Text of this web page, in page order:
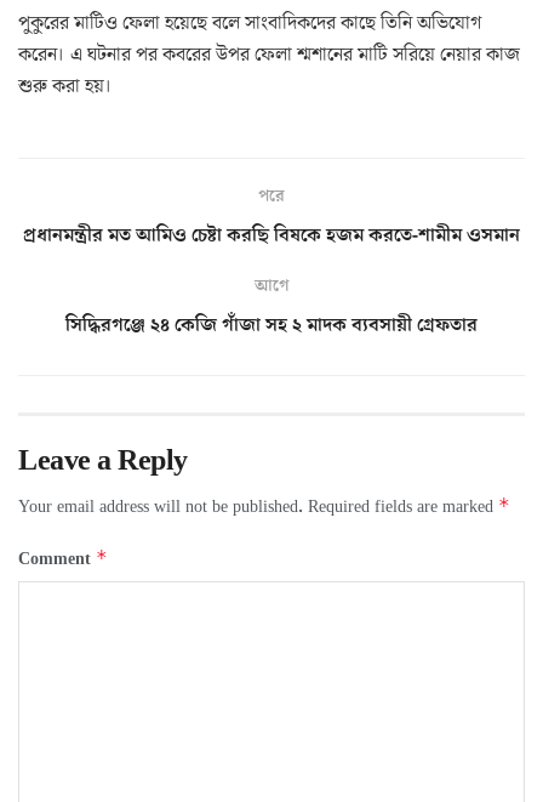
পুকুরের মাটিও ফেলা হয়েছে বলে সাংবাদিকদের কাছে তিনি অভিযোগ
করেন। এ ঘটনার পর কবরের উপর ফেলা শ্মশানের মাটি সরিয়ে নেয়ার কাজ
শুরু করা হয়।
পরে
প্রধানমন্ত্রীর মত আমিও চেষ্টা করছি বিষকে হজম করতে-শামীম ওসমান
আগে
সিদ্ধিরগঞ্জে ২৪ কেজি গাঁজা সহ ২ মাদক ব্যবসায়ী গ্রেফতার
Leave a Reply
Your email address will not be published. Required fields are marked *
Comment *